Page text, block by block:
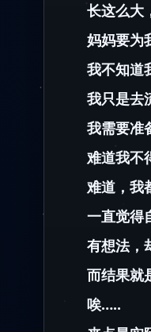
长这么大
妈妈要为
我不知道
我只是去
我需要准
难道我不
难道，我
一直觉得
有想法，
而结果就
唉…..